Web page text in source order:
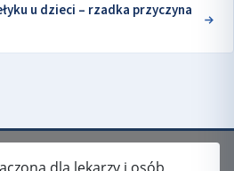
u dzieci – rzadka przyczyna